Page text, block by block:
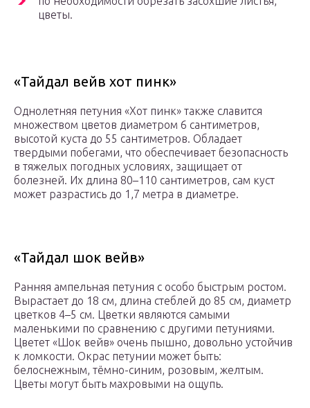
цветы.
«Тайдал вейв хот пинк»
Однолетняя петуния «Хот пинк» также славится
множеством цветов диаметром 6 сантиметров,
высотой куста до 55 сантиметров. Обладает
твердыми побегами, что обеспечивает безопасность
в тяжелых погодных условиях, защищает от
болезней. Их длина 80–110 сантиметров, сам куст
может разрастись до 1,7 метра в диаметре.
«Тайдал шок вейв»
Ранняя ампельная петуния с особо быстрым ростом.
Вырастает до 18 см, длина стеблей до 85 см, диаметр
цветков 4–5 см. Цветки являются самыми
маленькими по сравнению с другими петуниями.
Цветет «Шок вейв» очень пышно, довольно устойчив
к ломкости. Окрас петунии может быть:
белоснежным, тёмно-синим, розовым, желтым.
Цветы могут быть махровыми на ощупь.